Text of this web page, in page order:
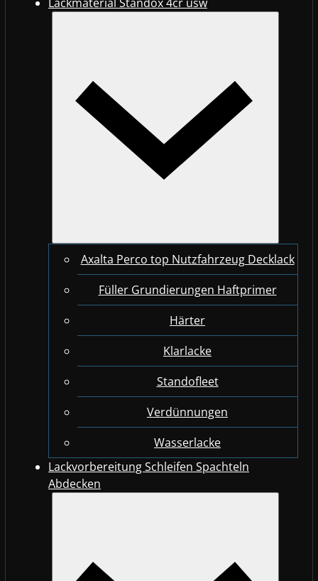
Axalta Perco top Nutzfahrzeug Decklack
Füller Grundierungen Haftprimer
Härter
Klarlacke
Standofleet
Verdünnungen
Wasserlacke
Lackvorbereitung Schleifen Spachteln
Abdecken